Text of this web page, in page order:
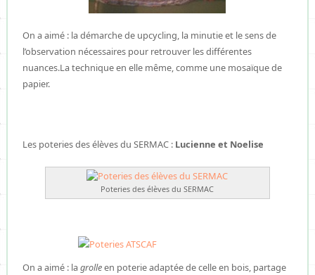
On a aimé : la démarche de upcycling, la minutie et le sens de
l’observation nécessaires pour retrouver les différentes
nuances.La technique en elle même, comme une mosaïque de
papier.
Les poteries des élèves du SERMAC : Lucienne et Noelise
Poteries des élèves du SERMAC
On a aimé : lagrolleen poterie adaptée de celle en bois, partage